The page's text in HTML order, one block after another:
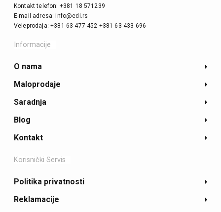
Kontakt telefon: +381 18 571239
E-mail adresa: info@edi.rs
Veleprodaja: +381 63 477 452 +381 63 433 696
Informacije
O nama
Maloprodaje
Saradnja
Blog
Kontakt
Korisnički Servis
Politika privatnosti
Reklamacije